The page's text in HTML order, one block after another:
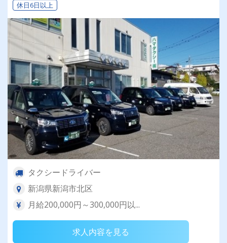
休日6日以上
タクシードライバー
新潟県新潟市北区
月給200,000円～300,000円以...
求人内容を見る